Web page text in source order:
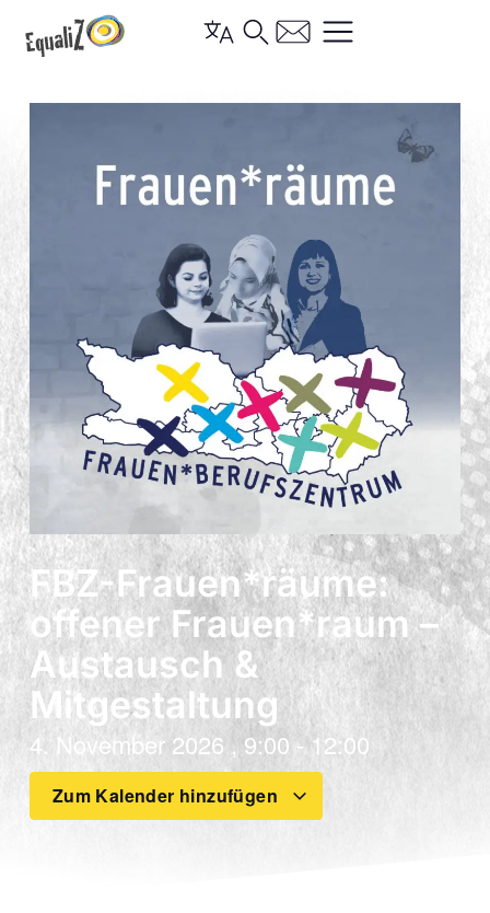
FBZ-Frauen*räume:
offener Frauen*raum –
Austausch &
Mitgestaltung
4. November 2026 ,9:00 - 12:00
Zum Kalender hinzufügen